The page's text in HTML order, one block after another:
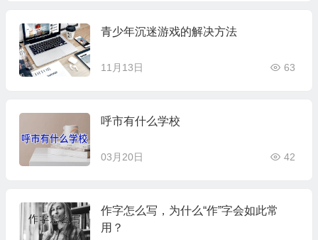
青少年沉迷游戏的解决方法
11月13日 63
呼市有什么学校
03月20日 42
作字怎么写，为什么“作”字会如此常
用？